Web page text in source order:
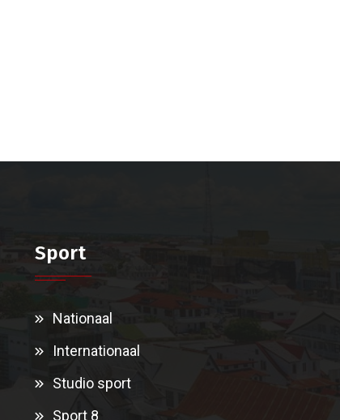
Sport
Nationaal
Internationaal
Studio sport
Sport 8